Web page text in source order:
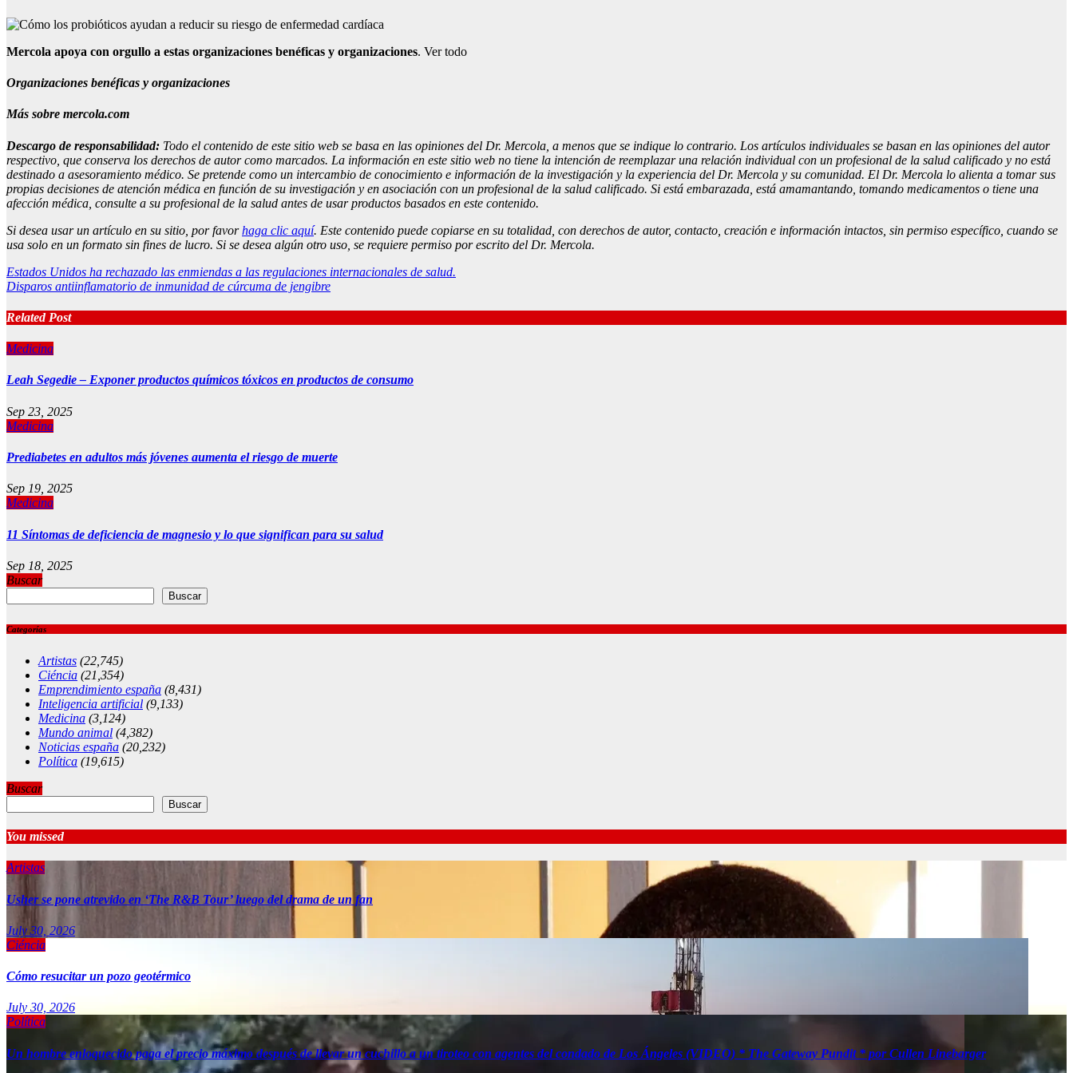
Mercola apoya con orgullo a estas organizaciones benéficas y organizaciones. Ver todo
Organizaciones benéficas y organizaciones
Más sobre mercola.com
Descargo de responsabilidad: Todo el contenido de este sitio web se basa en las opiniones del Dr. Mercola, a menos que se indique lo contrario. Los artículos individuales se basan en las opiniones del autor
respectivo, que conserva los derechos de autor como marcados. La información en este sitio web no tiene la intención de reemplazar una relación individual con un profesional de la salud calificado y no está
destinado a asesoramiento médico. Se pretende como un intercambio de conocimiento e información de la investigación y la experiencia del Dr. Mercola y su comunidad. El Dr. Mercola lo alienta a tomar sus
propias decisiones de atención médica en función de su investigación y en asociación con un profesional de la salud calificado. Si está embarazada, está amamantando, tomando medicamentos o tiene una
afección médica, consulte a su profesional de la salud antes de usar productos basados en este contenido.
Si desea usar un artículo en su sitio, por favorhaga clic aquí. Este contenido puede copiarse en su totalidad, con derechos de autor, contacto, creación e información intactos, sin permiso específico, cuando se
usa solo en un formato sin fines de lucro. Si se desea algún otro uso, se requiere permiso por escrito del Dr. Mercola.
Post
navigation
Estados Unidos ha rechazado las enmiendas a las regulaciones internacionales de salud.
Disparos antiinflamatorio de inmunidad de cúrcuma de jengibre
Related Post
Medicina
Leah Segedie – Exponer productos químicos tóxicos en productos de consumo
Sep 23, 2025
Medicina
Prediabetes en adultos más jóvenes aumenta el riesgo de muerte
Sep 19, 2025
Medicina
11 Síntomas de deficiencia de magnesio y lo que significan para su salud
Sep 18, 2025
Buscar
Buscar
Categorías
Artistas (22,745)
Ciéncia (21,354)
Emprendimiento españa (8,431)
Inteligencia artificial (9,133)
Medicina (3,124)
Mundo animal (4,382)
Noticias españa (20,232)
Política (19,615)
Buscar
Buscar
You missed
Artistas
Usher se pone atrevido en ‘The R&B Tour’ luego del drama de un fan
July 30, 2026
Ciéncia
Cómo resucitar un pozo geotérmico
July 30, 2026
Política
Un hombre enloquecido paga el precio máximo después de llevar un cuchillo a un tiroteo con agentes del condado de Los Ángeles (VIDEO) * The Gateway Pundit * por Cullen Linebarger